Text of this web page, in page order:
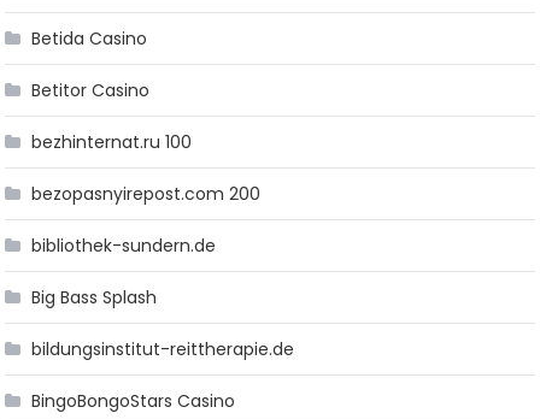
Betida Casino
Betitor Casino
bezhinternat.ru 100
bezopasnyirepost.com 200
bibliothek-sundern.de
Big Bass Splash
bildungsinstitut-reittherapie.de
BingoBongoStars Casino